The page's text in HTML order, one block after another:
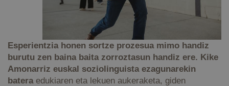
Esperientzia honen sortze prozesua mimo handiz
burutu zen baina baita zorroztasun handiz ere. Kike
Amonarriz euskal soziolinguista ezagunarekin
batera edukiaren eta lekuen aukeraketa, giden